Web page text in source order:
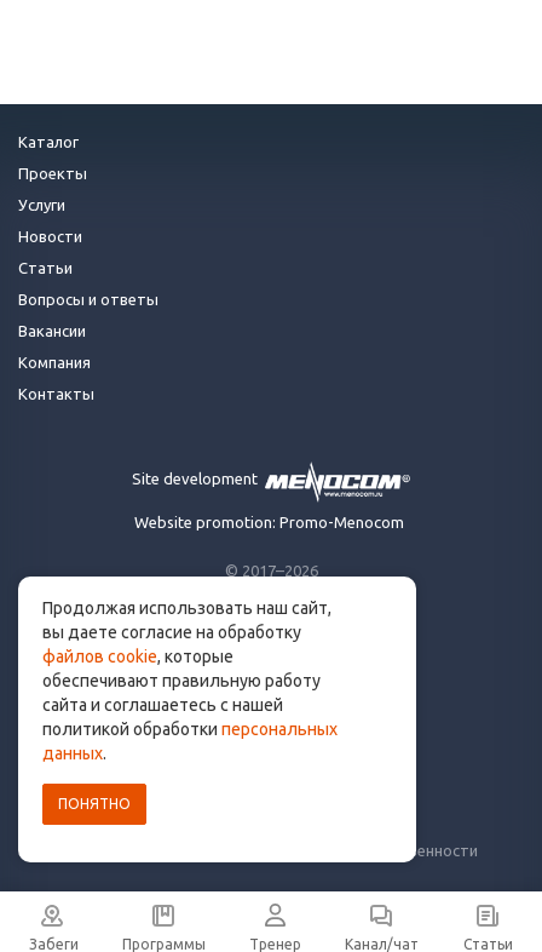
© 2017–2026
Made for runners.
By runners. With ❤
info@get.run
Уведомление о рисках и ограничение ответственности
Каталог
Проекты
Услуги
Новости
Статьи
Вопросы и ответы
Вакансии
Компания
Контакты
Site development
Website promotion: Promo-Menocom
Забеги Программы Тренер Канал/чат Статьи
Продолжая использовать наш сайт,
вы даете согласие на обработку
файлов cookie, которые
обеспечивают правильную работу
сайта и соглашаетесь с нашей
политикой обработки персональных
данных.
ПОНЯТНО